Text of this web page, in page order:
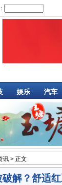
夏
娱乐 汽车
讯 > 正文
解？舒适